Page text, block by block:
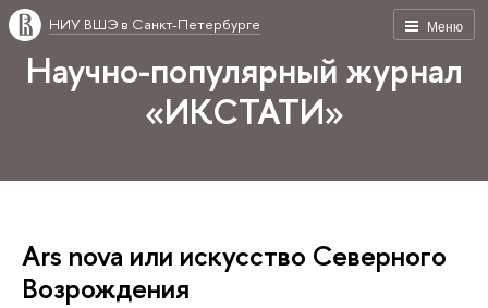
Меню
НИУ ВШЭ в Санкт-Петербурге
Научно-популярный журнал
«ИКСТАТИ»
Ars nova или искусство Северного
Возрождения